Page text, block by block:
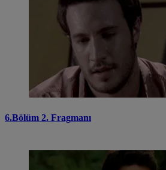
6.Bölüm 2. Fragmanı